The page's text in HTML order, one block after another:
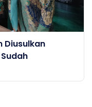
Diusulkan